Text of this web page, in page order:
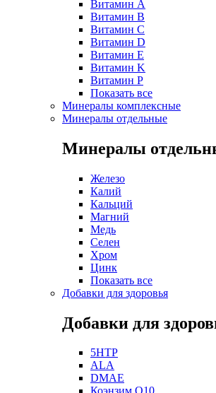
Витамин A
Витамин B
Витамин C
Витамин D
Витамин E
Витамин K
Витамин P
Показать все
Минералы комплексные
Минералы отдельные
Минералы
Железо
Калий
Кальций
Магний
Медь
Селен
Хром
Цинк
Показать все
Добавки для здоровья
Добавки для
5HTP
ALA
DMAE